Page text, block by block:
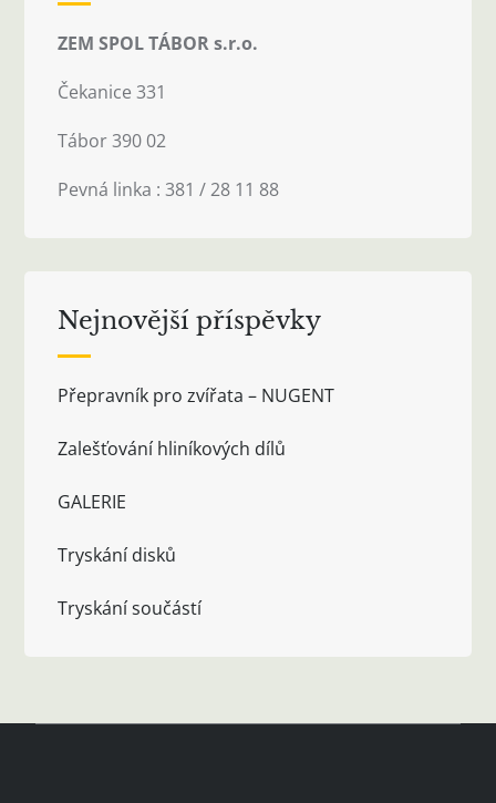
ZEM SPOL TÁBOR s.r.o.
Čekanice 331
Tábor 390 02
Pevná linka : 381 / 28 11 88
Nejnovější příspěvky
Přepravník pro zvířata – NUGENT
Zalešťování hliníkových dílů
GALERIE
Tryskání disků
Tryskání součástí